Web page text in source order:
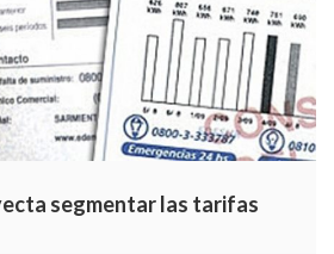
segmentar las tarifas